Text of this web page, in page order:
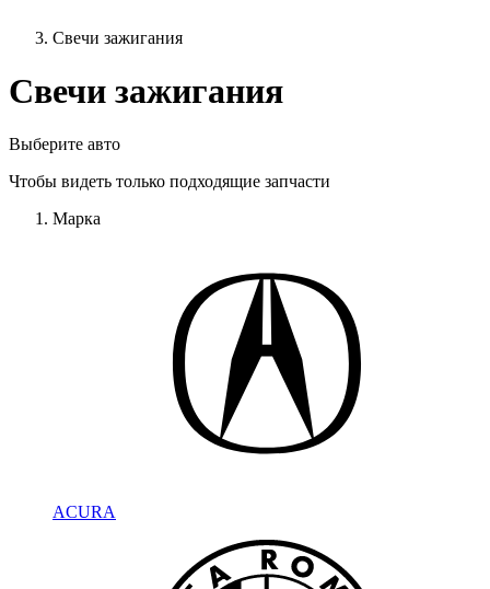
Свечи зажигания
Свечи зажигания
Выберите авто
Чтобы видеть только подходящие запчасти
Марка
ACURA